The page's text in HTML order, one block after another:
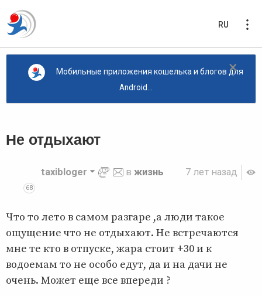
RU
×
Мобильные приложения кошелька и блогов для
Android...
Не отдыхают
7 лет назад
68
taxibloger в жизнь
Что то лето в самом разгаре ,а люди такое
ощущение что не отдыхают. Не встречаются
мне те кто в отпуске, жара стоит +30 и к
водоемам то не особо едут, да и на дачи не
очень. Может еще все впереди ?